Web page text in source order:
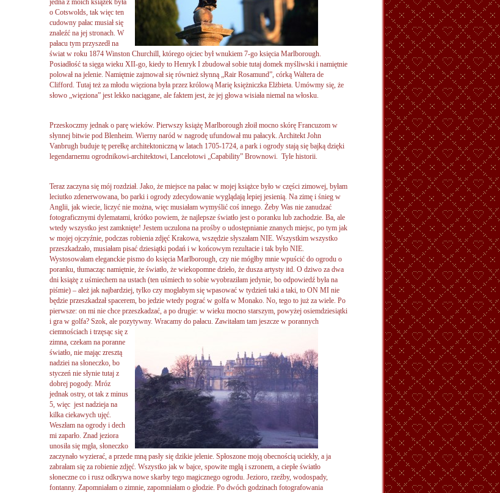
o Cotswolds, tak więc ten
cudowny pałac musiał się
znaleźć na jej stronach. W
pałacu tym przyszedł na
świat w roku 1874 Winston Churchill, którego ojciec był wnukiem 7-go księcia Marlborough.
Posiadłość ta sięga wieku XII-go, kiedy to Henryk I zbudował sobie tutaj domek myśliwski i namiętnie
polował na jelenie. Namiętnie zajmował się również słynną „Rair Rosamund”, córką Waltera de
Clifford. Tutaj też za młodu więziona była przez królową Marię księżniczka Elżbieta. Umówmy się, że
słowo „więziona” jest lekko naciągane, ale faktem jest, że jej głowa wisiała niemal na włosku.
Przeskoczmy jednak o parę wieków. Pierwszy książę Marlborough złoił mocno skórę Francuzom w
słynnej bitwie pod Blenheim. Wierny naród w nagrodę ufundował mu pałacyk. Architekt John
Vanbrugh buduje tę perełkę architektoniczną w latach 1705-1724, a park i ogrody stają się bajką dzięki
legendarnemu ogrodnikowi-architektowi, Lancelotowi „Capability” Brownowi. Tyle historii.
Teraz zaczyna się mój rozdział. Jako, że miejsce na pałac w mojej książce było w części zimowej, byłam
leciutko zdenerwowana, bo parki i ogrody zdecydowanie wyglądają lepiej jesienią. Na zimę i śnieg w
Anglii, jak wiecie, liczyć nie można, więc musiałam wymyślić coś innego. Żeby Was nie zanudzać
fotograficznymi dylematami, krótko powiem, że najlepsze światło jest o poranku lub zachodzie. Ba, ale
wtedy wszystko jest zamknięte! Jestem uczulona na prośby o udostępnianie znanych miejsc, po tym jak
w mojej ojczyźnie, podczas robienia zdjęć Krakowa, wszędzie słyszałam NIE. Wszystkim wszystko
przeszkadzało, musiałam pisać dziesiątki podań i w końcowym rezultacie i tak było NIE.
Wystosowałam eleganckie pismo do księcia Marlborough, czy nie mógłby mnie wpuścić do ogrodu o
poranku, tłumacząc namiętnie, że światło, że wiekopomne dzieło, że dusza artysty itd. O dziwo za dwa
dni książę z uśmiechem na ustach (ten uśmiech to sobie wyobraziłam jedynie, bo odpowiedź była na
piśmie) – ależ jak najbardziej, tylko czy mogłabym się wpasować w tydzień taki a taki, to ON MI nie
będzie przeszkadzał spacerem, bo jedzie wtedy pograć w golfa w Monako. No, tego to już za wiele. Po
pierwsze: on mi nie chce przeszkadzać, a po drugie: w wieku mocno starszym, powyżej osiemdziesiątki
i gra w golfa? Szok, ale pozytywny. Wracamy do pałacu. Zawitałam tam jeszcze w porannych
ciemnościach i trzęsąc się z
zimna, czekam na poranne
światło, nie mając zresztą
nadziei na słoneczko, bo
styczeń nie słynie tutaj z
dobrej pogody. Mróz
jednak ostry, ot tak z minus
5, więc jest nadzieja na
kilka ciekawych ujęć.
Weszłam na ogrody i dech
mi zaparło. Znad jeziora
unosiła się mgła, słoneczko
zaczynało wyzierać, a przede mną pasły się dzikie jelenie. Spłoszone moją obecnością uciekły, a ja
zabrałam się za robienie zdjęć. Wszystko jak w bajce, spowite mgłą i szronem, a ciepłe światło
słoneczne co i rusz odkrywa nowe skarby tego magicznego ogrodu. Jezioro, rzeźby, wodospady,
fontanny. Zapomniałam o zimnie, zapomniałam o głodzie. Po dwóch godzinach fotografowania